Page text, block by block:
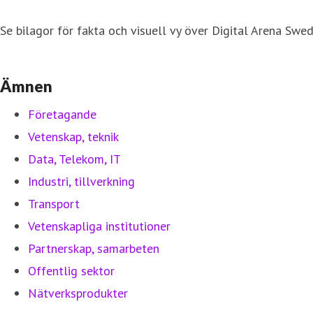
Se bilagor för fakta och visuell vy över Digital Arena
Ämnen
Företagande
Vetenskap, teknik
Data, Telekom, IT
Industri, tillverkning
Transport
Vetenskapliga institutioner
Partnerskap, samarbeten
Offentlig sektor
Nätverksprodukter